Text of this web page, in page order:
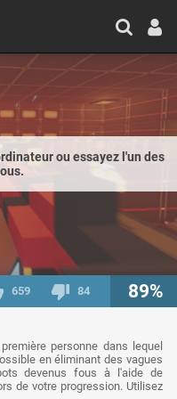
ou essayez l'un des
659 84 89%
personne dans lequel
en éliminant des vagues
devenus fous à l'aide de
de votre progression. Utilisez